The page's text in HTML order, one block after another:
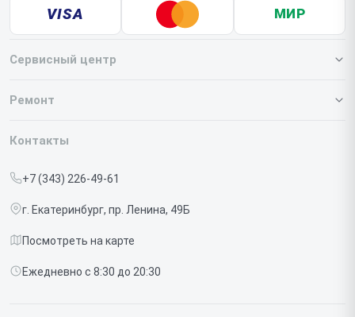
VISA МИР
Сервисный центр
О нашем сервисе
Срочный ремонт
Доставка и способы оплаты
Диагностика
Контакты
Ремонт
Iphone
Контакты
+7 (343) 226-49-61
г. Екатеринбург, пр. Ленина, 49Б
Посмотреть на карте
Ежедневно с 8:30 до 20:30